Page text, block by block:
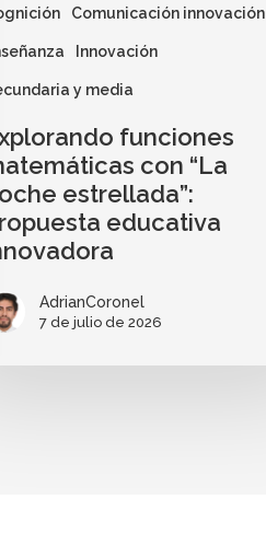
Comunicación innovación
Innovación
y media
funciones
con “La
estrellada”:
educativa
AdrianCoronel
7 de julio de 2026